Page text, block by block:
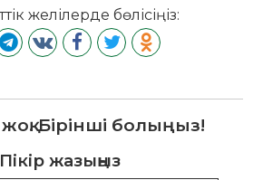
желілерде бөлісіңіз:
Бірінші болыңыз!
Пікір жазыңыз